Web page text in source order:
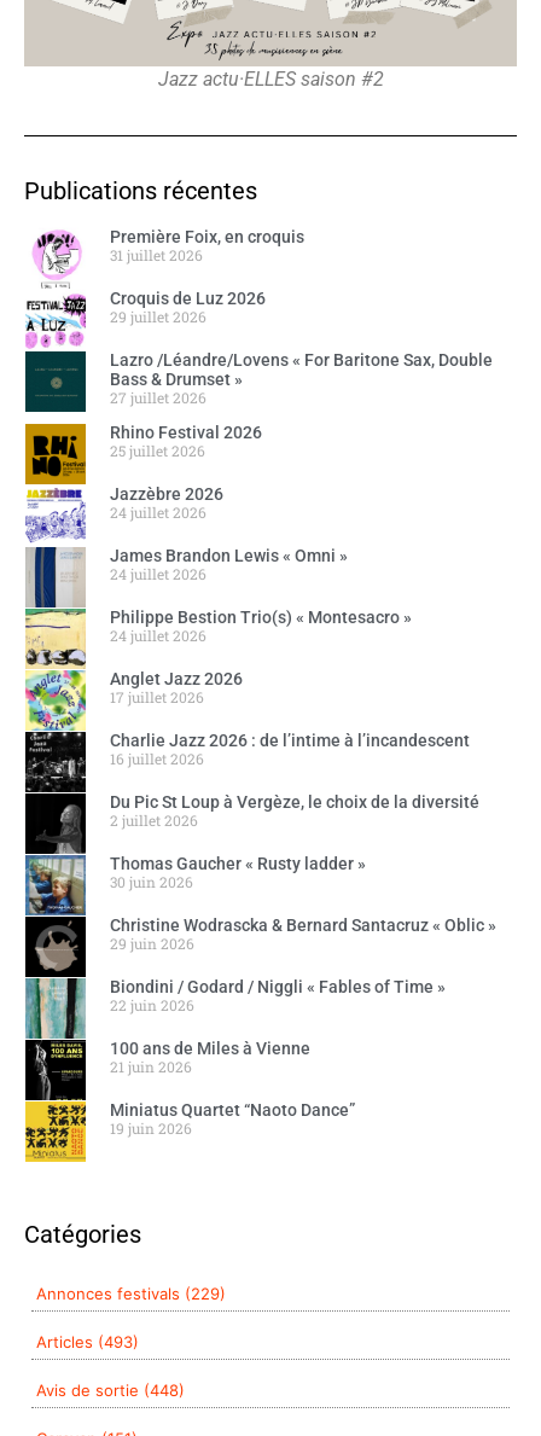
Jazz actu·ELLES saison #2
Publications récentes
Première Foix, en croquis
31 juillet 2026
Croquis de Luz 2026
29 juillet 2026
Lazro /Léandre/Lovens « For Baritone Sax, Double
Bass & Drumset »
27 juillet 2026
Rhino Festival 2026
25 juillet 2026
Jazzèbre 2026
24 juillet 2026
James Brandon Lewis « Omni »
24 juillet 2026
Philippe Bestion Trio(s) « Montesacro »
24 juillet 2026
Anglet Jazz 2026
17 juillet 2026
Charlie Jazz 2026 : de l’intime à l’incandescent
16 juillet 2026
Du Pic St Loup à Vergèze, le choix de la diversité
2 juillet 2026
Thomas Gaucher « Rusty ladder »
30 juin 2026
Christine Wodrascka & Bernard Santacruz « Oblic »
29 juin 2026
Biondini / Godard / Niggli « Fables of Time »
22 juin 2026
100 ans de Miles à Vienne
21 juin 2026
Miniatus Quartet “Naoto Dance”
19 juin 2026
Catégories
Annonces festivals (229)
Articles (493)
Avis de sortie (448)